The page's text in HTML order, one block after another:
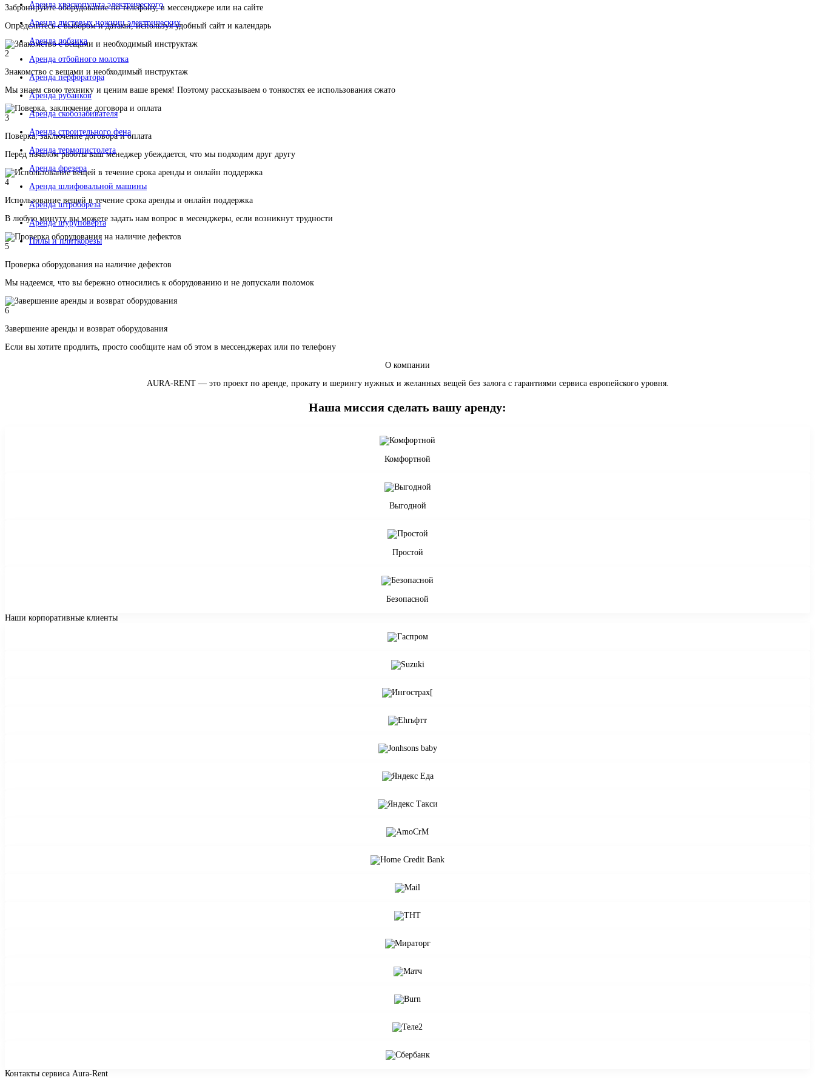
Аренда краскопульта электрического
Аренда листовых ножниц электрических
Аренда лобзика
Аренда отбойного молотка
Аренда перфоратора
Аренда рубанков
Аренда скобозабивателя
Аренда строительного фена
Аренда термопистолета
Аренда фрезера
Аренда шлифовальной машины
Аренда штробореза
Аренда шуруповёрта
Пилы и плиткорезы
Забронируйте оборудование по телефону, в мессенджере или на сайте
Определитесь с выбором и датами, используя удобный сайт и календарь
2
Знакомство с вещами и необходимый инструктаж
Мы знаем свою технику и ценим ваше время! Поэтому рассказываем о тонкостях ее использования сжато
3
Поверка, заключение договора и оплата
Перед началом работы ваш менеджер убеждается, что мы подходим друг другу
4
Использование вещей в течение срока аренды и онлайн поддержка
В любую минуту вы можете задать нам вопрос в месенджеры, если возникнут трудности
5
Проверка оборудования на наличие дефектов
Мы надеемся, что вы бережно относились к оборудованию и не допускали поломок
6
Завершение аренды и возврат оборудования
Если вы хотите продлить, просто сообщите нам об этом в мессенджерах или по телефону
О компании
AURA-RENT — это проект по аренде, прокату и шерингу нужных и желанных вещей без залога с гарантиями сервиса европейского уровня.
Наша миссия сделать вашу аренду:
Комфортной
Выгодной
Простой
Безопасной
Наши корпоративные клиенты
Контакты сервиса Aura-Rent